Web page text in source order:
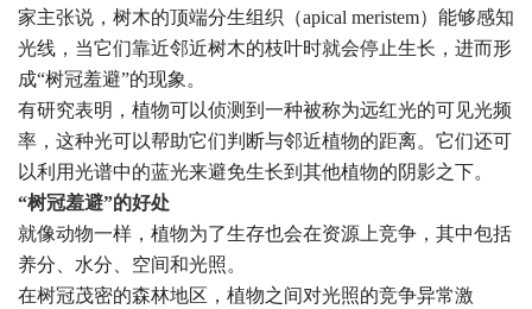
家主张说，树木的顶端分生组织（apical meristem）能够感知
光线，当它们靠近邻近树木的枝叶时就会停止生长，进而形
成“树冠羞避”的现象。
有研究表明，植物可以侦测到一种被称为远红光的可见光频
率，这种光可以帮助它们判断与邻近植物的距离。它们还可
以利用光谱中的蓝光来避免生长到其他植物的阴影之下。
“树冠羞避”的好处
就像动物一样，植物为了生存也会在资源上竞争，其中包括
养分、水分、空间和光照。
在树冠茂密的森林地区，植物之间对光照的竞争异常激